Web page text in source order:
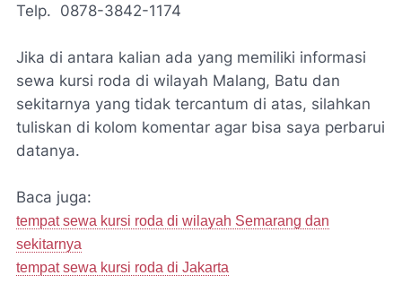
Telp. 0878-3842-1174
Jika di antara kalian ada yang memiliki informasi
sewa kursi roda di wilayah Malang, Batu dan
sekitarnya yang tidak tercantum di atas, silahkan
tuliskan di kolom komentar agar bisa saya perbarui
datanya.
Baca juga:
tempat sewa kursi roda di wilayah Semarang dan
sekitarnya
tempat sewa kursi roda di Jakarta